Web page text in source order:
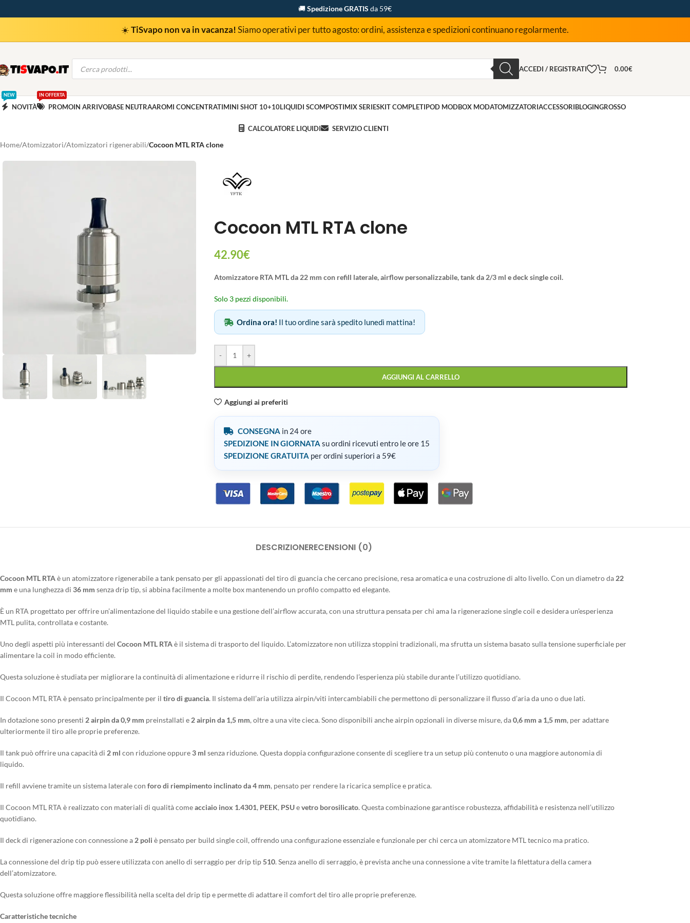
🚚Spedizione GRATIS da 59€
☀️TiSvapo non va in vacanza!Siamo operativi per tutto agosto: ordini, assistenza e spedizioni continuano regolarmente.
ACCEDI / REGISTRATI 0.00€
NOVITÀ
NEW
PROMO
IN OFFERTA
IN ARRIVOBASE NEUTRAAROMI CONCENTRATIMINI SHOT 10+10LIQUIDI SCOMPOSTIMIX SERIESKIT COMPLETIPOD MODBOX MODATOMIZZATORIACCESSORIBLOGINGROSSO
CALCOLATORE LIQUIDI SERVIZIO CLIENTI
Home Atomizzatori Atomizzatori rigenerabili Cocoon MTL RTA clone
Cocoon MTL RTA clone
42.90€
Atomizzatore RTA MTL da 22 mm con refill laterale, airflow personalizzabile, tank da 2/3 ml e deck single coil.
Solo 3 pezzi disponibili.
Ordina ora! Il tuo ordine sarà spedito lunedì mattina!
- +
AGGIUNGI AL CARRELLO
Aggiungi ai preferiti
CONSEGNA in 24 ore
SPEDIZIONE IN GIORNATAsu ordini ricevuti entro le ore 15
SPEDIZIONE GRATUITA per ordini superiori a 59€
DESCRIZIONERECENSIONI (0)
Cocoon MTL RTAè un atomizzatore rigenerabile a tank pensato per gli appassionati del tiro di guancia che cercano precisione, resa aromatica e una costruzione di alto livello. Con un diametro da 22
mm e una lunghezza di 36 mm senza drip tip, si abbina facilmente a molte box mantenendo un profilo compatto ed elegante.
È un RTA progettato per offrire un’alimentazione del liquido stabile e una gestione dell’airflow accurata, con una struttura pensata per chi ama la rigenerazione single coil e desidera un’esperienza
MTL pulita, controllata e costante.
Uno degli aspetti più interessanti del Cocoon MTL RTAè il sistema di trasporto del liquido. L’atomizzatore non utilizza stoppini tradizionali, ma sfrutta un sistema basato sulla tensione superficiale per
alimentare la coil in modo efficiente.
Questa soluzione è studiata per migliorare la continuità di alimentazione e ridurre il rischio di perdite, rendendo l’esperienza più stabile durante l’utilizzo quotidiano.
Il Cocoon MTL RTA è pensato principalmente per il tiro di guancia. Il sistema dell’aria utilizza airpin/viti intercambiabili che permettono di personalizzare il flusso d’aria da uno o due lati.
In dotazione sono presenti 2 airpin da 0,9 mm preinstallati e 2 airpin da 1,5 mm, oltre a una vite cieca. Sono disponibili anche airpin opzionali in diverse misure, da0,6 mm a 1,5 mm, per adattare
ulteriormente il tiro alle proprie preferenze.
Il tank può offrire una capacità di 2 ml con riduzione oppure3 ml senza riduzione. Questa doppia configurazione consente di scegliere tra un setup più contenuto o una maggiore autonomia di
liquido.
Il refill avviene tramite un sistema laterale con foro di riempimento inclinato da 4 mm, pensato per rendere la ricarica semplice e pratica.
Il Cocoon MTL RTA è realizzato con materiali di qualità comeacciaio inox 1.4301, PEEK, PSUevetro borosilicato. Questa combinazione garantisce robustezza, affidabilità e resistenza nell’utilizzo
quotidiano.
Il deck di rigenerazione con connessione a 2 poli è pensato per build single coil, offrendo una configurazione essenziale e funzionale per chi cerca un atomizzatore MTL tecnico ma pratico.
La connessione del drip tip può essere utilizzata con anello di serraggio per drip tip510. Senza anello di serraggio, è prevista anche una connessione a vite tramite la filettatura della camera
dell’atomizzatore.
Questa soluzione offre maggiore flessibilità nella scelta del drip tip e permette di adattare il comfort del tiro alle proprie preferenze.
Caratteristiche tecniche